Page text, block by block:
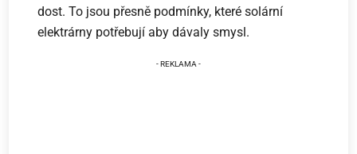
dost. To jsou přesně podmínky, které solární
elektrárny potřebují aby dávaly smysl.